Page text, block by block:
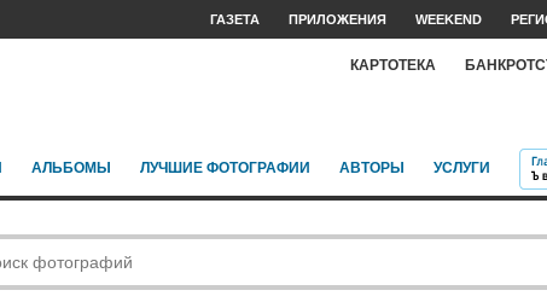
ГАЗЕТА ПРИЛОЖЕНИЯ WEEKEND
КАРТОТЕКА
АЛЬБОМЫ ЛУЧШИЕ ФОТОГРАФИИ АВТОРЫ УСЛУГИ